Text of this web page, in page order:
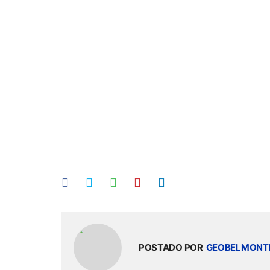
POSTADO POR